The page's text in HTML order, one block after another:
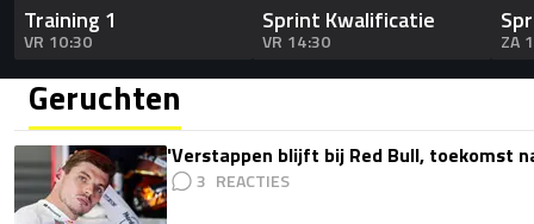
Training 1
VR 10:30
Sprint Kwalificatie
VR 14:30 ZA
Geruchten
'Verstappen blijft bij Red Bull, toekomst
3